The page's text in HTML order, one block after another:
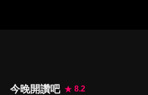
今晚開讚吧
8.2